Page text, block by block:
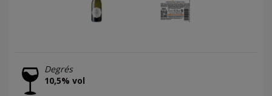
Degrés
10,5% vol